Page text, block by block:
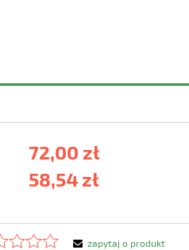
72,00 zł
58,54 zł
zapytaj o produkt